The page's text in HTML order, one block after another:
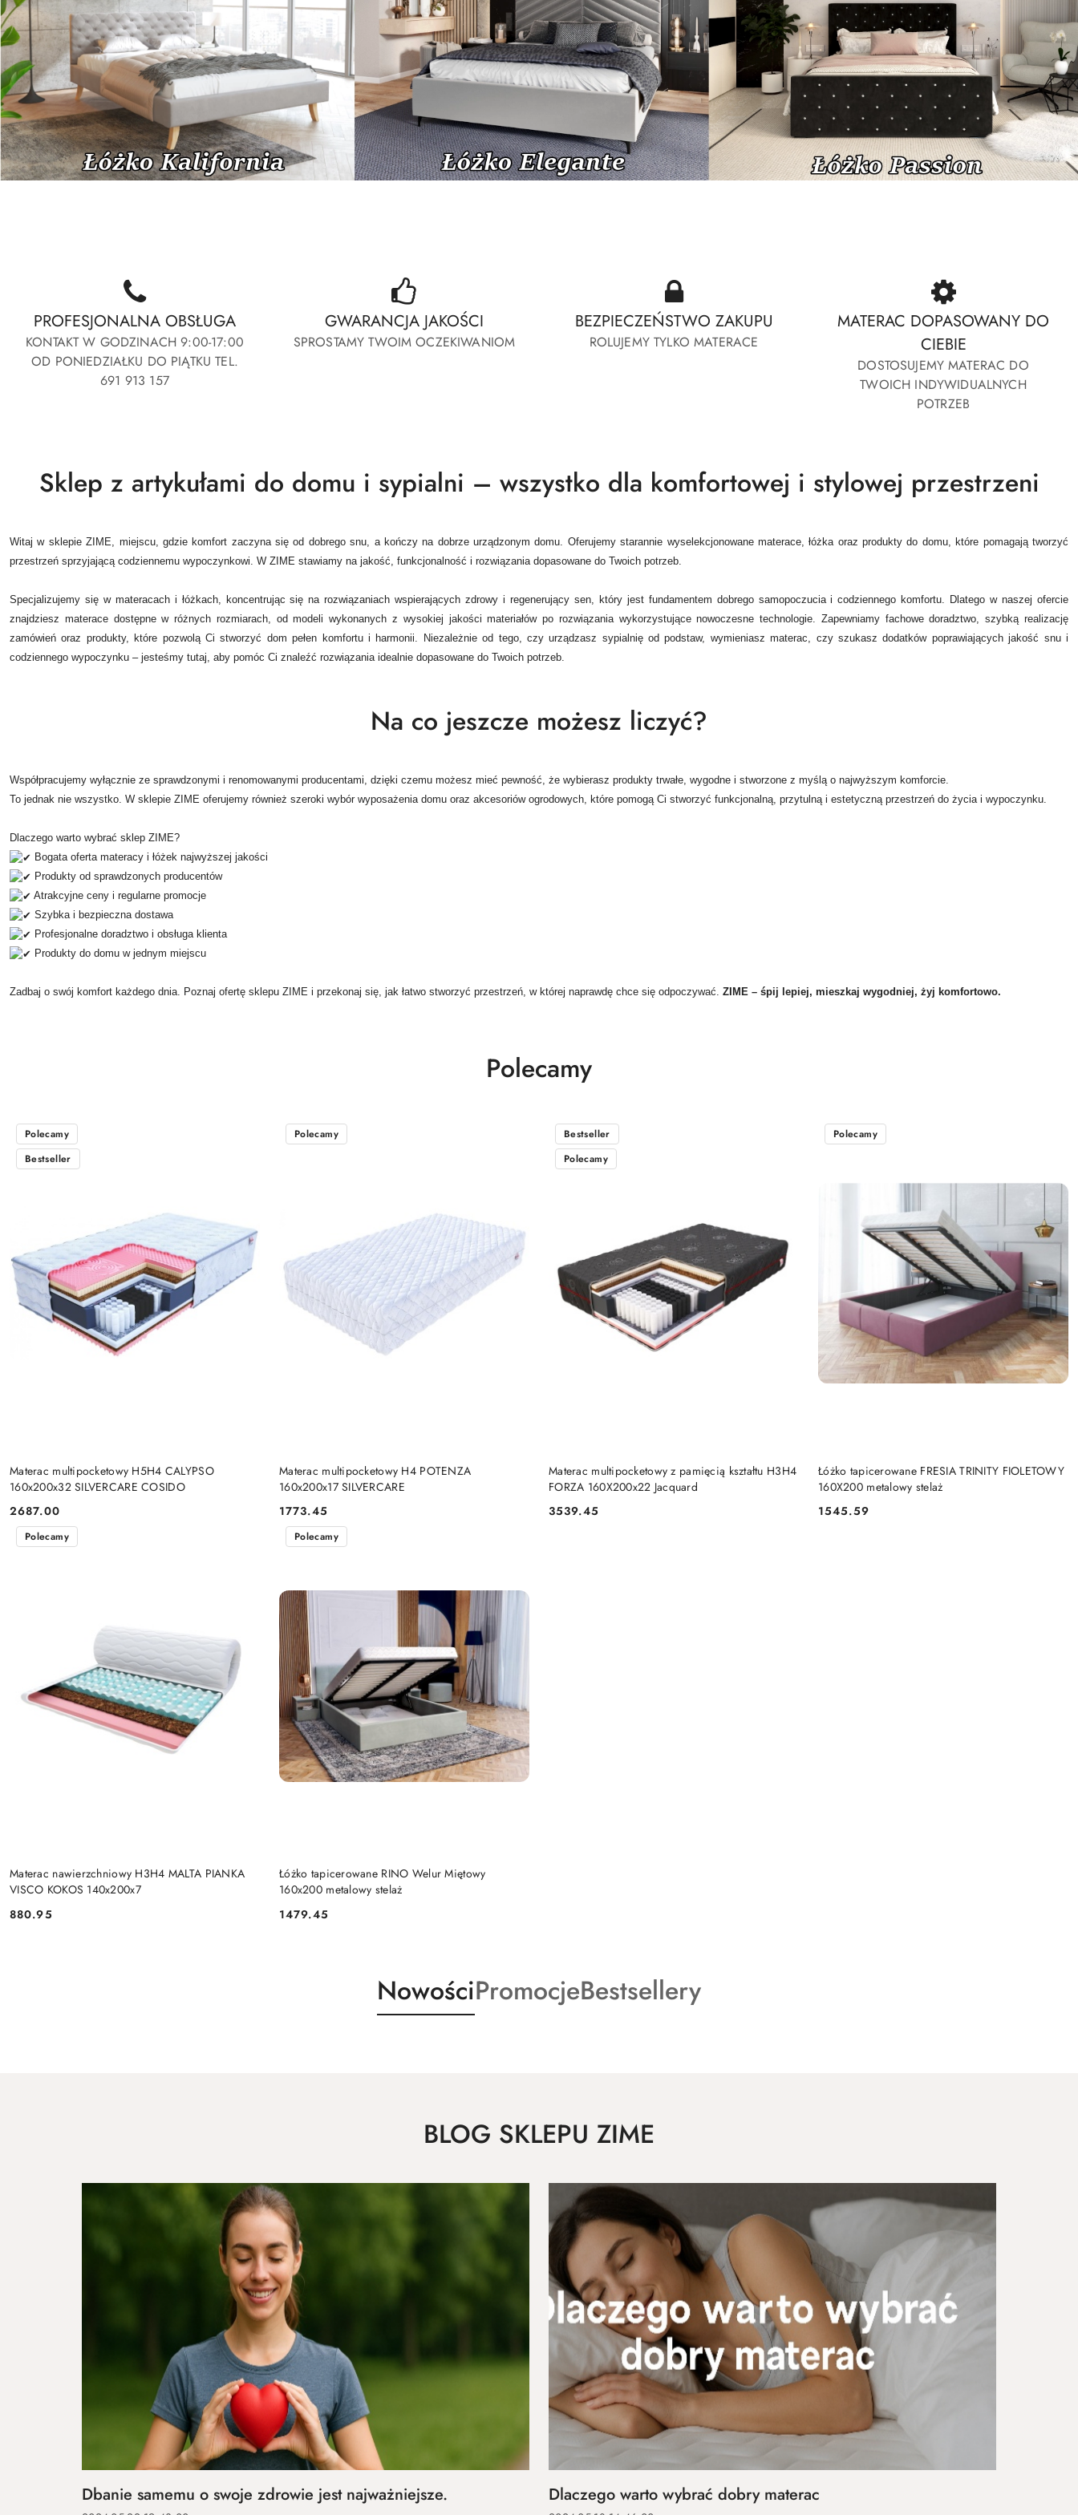
PROFESJONALNA OBSŁUGA
KONTAKT W GODZINACH 9:00-17:00
OD PONIEDZIAŁKU DO PIĄTKU TEL.
691 913 157
GWARANCJA JAKOŚCI
SPROSTAMY TWOIM OCZEKIWANIOM
BEZPIECZEŃSTWO ZAKUPU
ROLUJEMY TYLKO MATERACE
MATERAC DOPASOWANY DO
CIEBIE
DOSTOSUJEMY MATERAC DO
TWOICH INDYWIDUALNYCH
POTRZEB
Sklep z artykułami do domu i sypialni – wszystko dla komfortowej i stylowej przestrzeni
Witaj w sklepie ZIME, miejscu, gdzie komfort zaczyna się od dobrego snu, a kończy na dobrze urządzonym domu. Oferujemy starannie wyselekcjonowane materace, łóżka oraz produkty do domu, które pomagają tworzyć
przestrzeń sprzyjającą codziennemu wypoczynkowi. W ZIME stawiamy na jakość, funkcjonalność i rozwiązania dopasowane do Twoich potrzeb.
Specjalizujemy się w materacach i łóżkach, koncentrując się na rozwiązaniach wspierających zdrowy i regenerujący sen, który jest fundamentem dobrego samopoczucia i codziennego komfortu. Dlatego w naszej ofercie
znajdziesz materace dostępne w różnych rozmiarach, od modeli wykonanych z wysokiej jakości materiałów po rozwiązania wykorzystujące nowoczesne technologie. Zapewniamy fachowe doradztwo, szybką realizację
zamówień oraz produkty, które pozwolą Ci stworzyć dom pełen komfortu i harmonii. Niezależnie od tego, czy urządzasz sypialnię od podstaw, wymieniasz materac, czy szukasz dodatków poprawiających jakość snu i
codziennego wypoczynku – jesteśmy tutaj, aby pomóc Ci znaleźć rozwiązania idealnie dopasowane do Twoich potrzeb.
Na co jeszcze możesz liczyć?
Współpracujemy wyłącznie ze sprawdzonymi i renomowanymi producentami, dzięki czemu możesz mieć pewność, że wybierasz produkty trwałe, wygodne i stworzone z myślą o najwyższym komforcie.
To jednak nie wszystko. W sklepie ZIME oferujemy również szeroki wybór wyposażenia domu oraz akcesoriów ogrodowych, które pomogą Ci stworzyć funkcjonalną, przytulną i estetyczną przestrzeń do życia i wypoczynku.
Dlaczego warto wybrać sklep ZIME?
Bogata oferta materacy i łóżek najwyższej jakości
Produkty od sprawdzonych producentów
Atrakcyjne ceny i regularne promocje
Szybka i bezpieczna dostawa
Profesjonalne doradztwo i obsługa klienta
Produkty do domu w jednym miejscu
Zadbaj o swój komfort każdego dnia. Poznaj ofertę sklepu ZIME i przekonaj się, jak łatwo stworzyć przestrzeń, w której naprawdę chce się odpoczywać. ZIME – śpij lepiej, mieszkaj wygodniej, żyj komfortowo.
Polecamy
Materac multipocketowy H5H4 CALYPSO
160x200x32 SILVERCARE COSIDO
Cena:
2687.00
Polecamy
Bestseller
DO KOSZYKA
Materac multipocketowy H4 POTENZA
160x200x17 SILVERCARE
Cena:
1773.45
Polecamy
DO KOSZYKA
Materac multipocketowy z pamięcią kształtu H3H4
FORZA 160X200x22 Jacquard
Cena:
3539.45
Bestseller
Polecamy
DO KOSZYKA
Łóżko tapicerowane FRESIA TRINITY FIOLETOWY
160X200 metalowy stelaż
Cena:
1545.59
Polecamy
DO KOSZYKA
Materac nawierzchniowy H3H4 MALTA PIANKA
VISCO KOKOS 140x200x7
Cena:
880.95
Polecamy
DO KOSZYKA
Łóżko tapicerowane RINO Welur Miętowy
160x200 metalowy stelaż
Cena:
1479.45
Polecamy
DO KOSZYKA
Produkty
o
NowościProdukty
o
PromocjeProdukty
Bestsellery
BLOG SKLEPU ZIME
Dbanie samemu o swoje zdrowie jest najważniejsze. Dlaczego warto wybrać dobry materac